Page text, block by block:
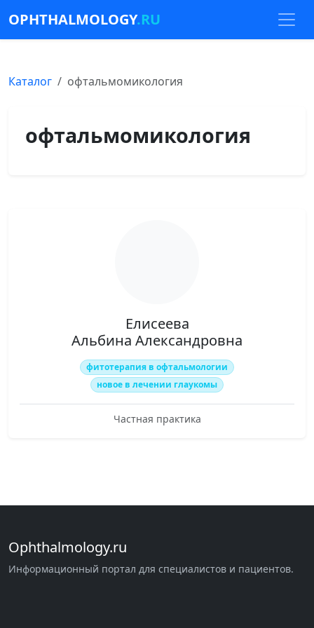
OPHTHALMOLOGY.RU
Каталог офтальмомикология
офтальмомикология
Елисеева
Альбина Александровна
фитотерапия в офтальмологии
новое в лечении глаукомы
Частная практика
Ophthalmology.ru
Информационный портал для специалистов и пациентов.